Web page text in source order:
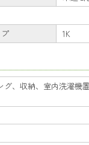
1K
、収納、室内洗濯機